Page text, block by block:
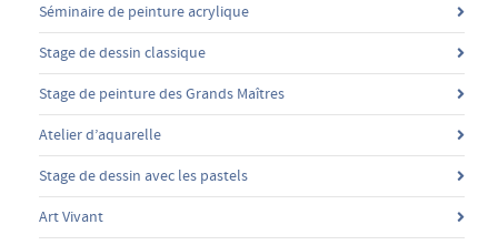
Séminaire de peinture acrylique
Stage de dessin classique
Stage de peinture des Grands Maîtres
Atelier d’aquarelle
Stage de dessin avec les pastels
Art Vivant